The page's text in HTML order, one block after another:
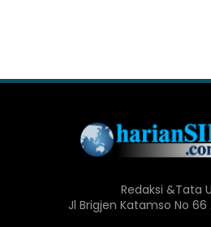
Redaksi &Tata
Jl Brigjen Katamso No 66